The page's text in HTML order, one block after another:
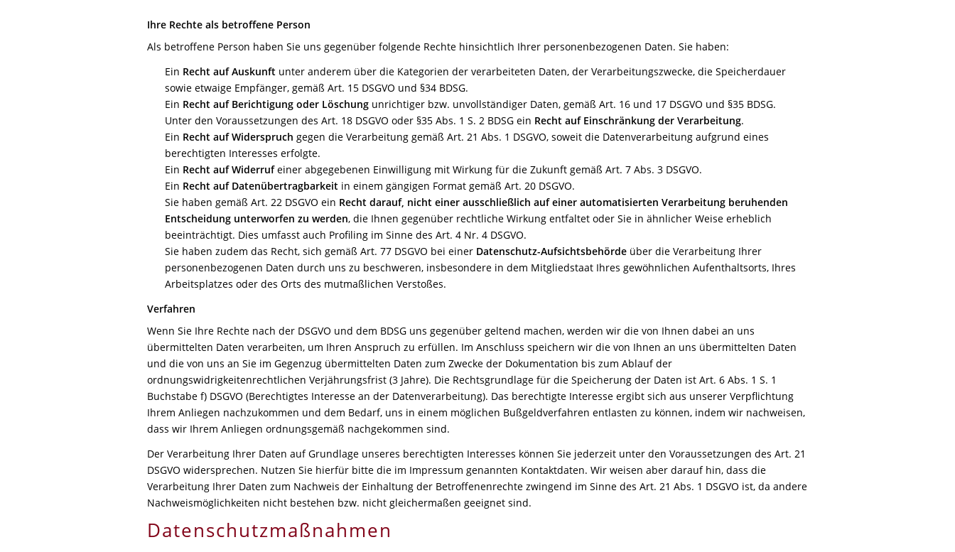
Ihre Rechte als betroffene Person
Als betroffene Person haben Sie uns gegenüber folgende Rechte hinsichtlich Ihrer personenbezogenen Daten. Sie haben:
Ein Recht auf Auskunft unter anderem über die Kategorien der verarbeiteten Daten, der Verarbeitungszwecke, die Speicherdauer
sowie etwaige Empfänger, gemäß Art. 15 DSGVO und §34 BDSG.
Ein Recht auf Berichtigung oder Löschung unrichtiger bzw. unvollständiger Daten, gemäß Art. 16 und 17 DSGVO und §35 BDSG.
Unter den Voraussetzungen des Art. 18 DSGVO oder §35 Abs. 1 S. 2 BDSG ein Recht auf Einschränkung der Verarbeitung.
Ein Recht auf Widerspruch gegen die Verarbeitung gemäß Art. 21 Abs. 1 DSGVO, soweit die Datenverarbeitung aufgrund eines
berechtigten Interesses erfolgte.
Ein Recht auf Widerrufeiner abgegebenen Einwilligung mit Wirkung für die Zukunft gemäß Art. 7 Abs. 3 DSGVO.
Ein Recht auf Datenübertragbarkeit in einem gängigen Format gemäß Art. 20 DSGVO.
Sie haben gemäß Art. 22 DSGVO ein Recht darauf, nicht einer ausschließlich auf einer automatisierten Verarbeitung beruhenden
Entscheidung unterworfen zu werden, die Ihnen gegenüber rechtliche Wirkung entfaltet oder Sie in ähnlicher Weise erheblich
beeinträchtigt. Dies umfasst auch Profiling im Sinne des Art. 4 Nr. 4 DSGVO.
Sie haben zudem das Recht, sich gemäß Art. 77 DSGVO bei einer Datenschutz-Aufsichtsbehörde über die Verarbeitung Ihrer
personenbezogenen Daten durch uns zu beschweren, insbesondere in dem Mitgliedstaat Ihres gewöhnlichen Aufenthaltsorts, Ihres
Arbeitsplatzes oder des Orts des mutmaßlichen Verstoßes.
Verfahren
Wenn Sie Ihre Rechte nach der DSGVO und dem BDSG uns gegenüber geltend machen, werden wir die von Ihnen dabei an uns
übermittelten Daten verarbeiten, um Ihren Anspruch zu erfüllen. Im Anschluss speichern wir die von Ihnen an uns übermittelten Daten
und die von uns an Sie im Gegenzug übermittelten Daten zum Zwecke der Dokumentation bis zum Ablauf der
ordnungswidrigkeitenrechtlichen Verjährungsfrist (3 Jahre). Die Rechtsgrundlage für die Speicherung der Daten ist Art. 6 Abs. 1 S. 1
Buchstabe f) DSGVO (Berechtigtes Interesse an der Datenverarbeitung). Das berechtigte Interesse ergibt sich aus unserer Verpflichtung
Ihrem Anliegen nachzukommen und dem Bedarf, uns in einem möglichen Bußgeldverfahren entlasten zu können, indem wir nachweisen,
dass wir Ihrem Anliegen ordnungsgemäß nachgekommen sind.
Der Verarbeitung Ihrer Daten auf Grundlage unseres berechtigten Interesses können Sie jederzeit unter den Voraussetzungen des Art. 21
DSGVO widersprechen. Nutzen Sie hierfür bitte die im Impressum genannten Kontaktdaten. Wir weisen aber darauf hin, dass die
Verarbeitung Ihrer Daten zum Nachweis der Einhaltung der Betroffenenrechte zwingend im Sinne des Art. 21 Abs. 1 DSGVO ist, da andere
Nachweismöglichkeiten nicht bestehen bzw. nicht gleichermaßen geeignet sind.
Datenschutzmaßnahmen